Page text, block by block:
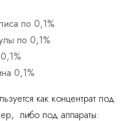
по 0,1%
по 0,1%
0,1%
как концентрат под
либо под аппараты: